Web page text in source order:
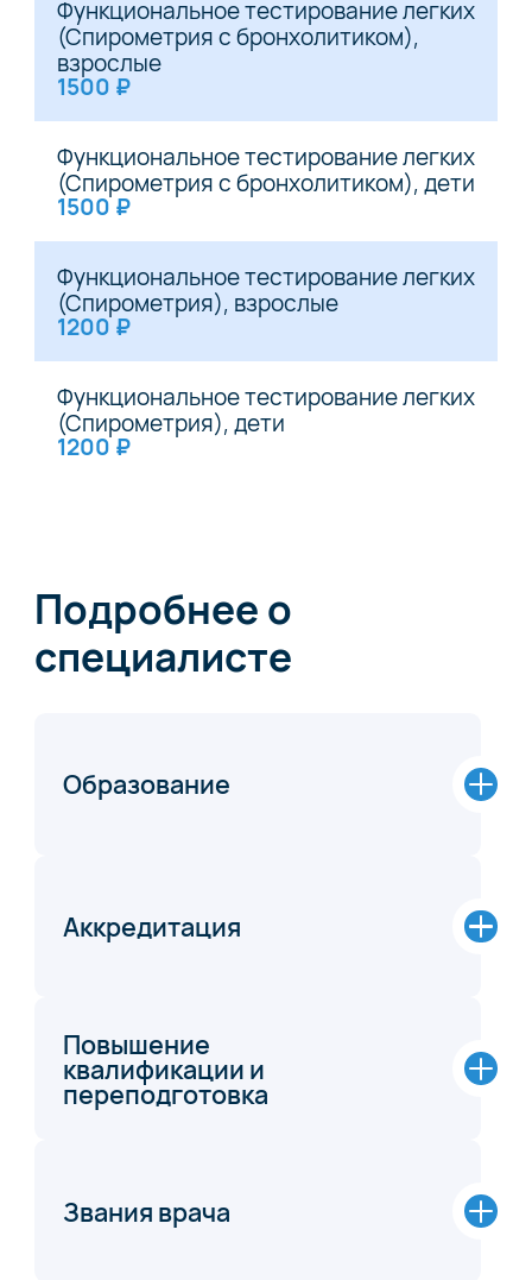
Функциональное тестирование легких
(Спирометрия с бронхолитиком),
взрослые
1500 ₽
Функциональное тестирование легких
(Спирометрия с бронхолитиком), дети
1500 ₽
Функциональное тестирование легких
(Спирометрия), взрослые
1200 ₽
Функциональное тестирование легких
(Спирометрия), дети
1200 ₽
Подробнее о
специалисте
Образование
Аккредитация
Повышение
квалификации и
переподготовка
Звания врача